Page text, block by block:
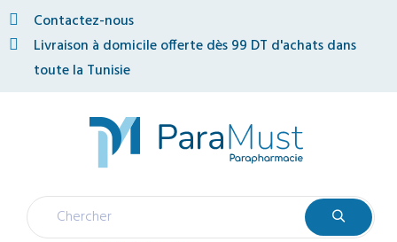
Contactez-nous
Livraison à domicile offerte dès 99 DT d'achats dans
toute la Tunisie